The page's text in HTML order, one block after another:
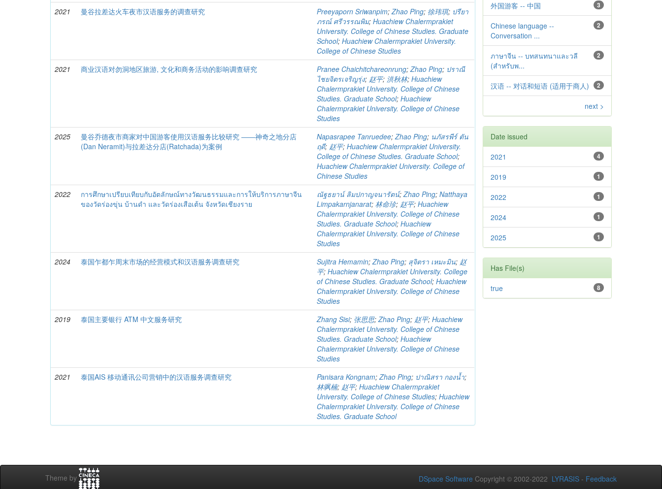
2021
曼谷拉差达火车夜市汉语服务的调查研究 Preeyaporn Sriwanpim;Zhao Ping; 徐玮琪; ปรียา
ภรณ์ ศรีวรรณพิม;Huachiew Chalermprakiet
University. College of Chinese Studies. Graduate
School;Huachiew Chalermprakiet University.
College of Chinese Studies
2021
商业汉语对勿洞地区旅游, 文化和商务活动的影响调查研究 Pranee Chaichitchareonrung;Zhao Ping; ปราณี
ไชยจิตรเจริญรุ่ง; 赵平; 洪秋林;Huachiew
Chalermprakiet University. College of Chinese
Studies. Graduate School;Huachiew
Chalermprakiet University. College of Chinese
Studies
2025
曼谷乔德夜市商家对中国游客使用汉语服务比较研究 ――神奇之地分店
(Dan Neramit)与拉差达分店(Ratchada)为案例
Napasrapee Tanruedee;Zhao Ping; นภัสรพีร์ ตัน
ฤดี; 赵平;Huachiew Chalermprakiet University.
College of Chinese Studies. Graduate School;
Huachiew Chalermprakiet University. College of
Chinese Studies
2022
การศึกษาเปรียบเทียบกับอัตลักษณ์ทางวัฒนธรรมและการให้บริการภาษาจีน
ของวัดร่องขุ่น บ้านดำ และวัดร่องเสือเต้น จังหวัดเชียงราย
ณัฐธยาน์ ลิมปกาญจนารัตน์;Zhao Ping;Natthaya
Limpakarnjanarat;林命珍; 赵平;Huachiew
Chalermprakiet University. College of Chinese
Studies. Graduate School;Huachiew
Chalermprakiet University. College of Chinese
Studies
2024
泰国乍都乍周末市场的经营模式和汉语服务调查研究 Sujitra Hemamin;Zhao Ping; สุจิตรา เหมะมิน; 赵
平;Huachiew Chalermprakiet University. College
of Chinese Studies. Graduate School;Huachiew
Chalermprakiet University. College of Chinese
Studies
2019
泰国主要银行 ATM 中文服务研究 Zhang Sisi; 张思思;Zhao Ping; 赵平;Huachiew
Chalermprakiet University. College of Chinese
Studies. Graduate School;Huachiew
Chalermprakiet University. College of Chinese
Studies
2021
泰国AIS 移动通讯公司营销中的汉语服务调查研究 Panisara Kongnam;Zhao Ping; ปาณิสรา กองน้ำ;
林飒楠; 赵平;Huachiew Chalermprakiet
University. College of Chinese Studies;Huachiew
Chalermprakiet University. College of Chinese
Studies. Graduate School
3
外国游客 -- 中国
2
Chinese language --
Conversation ...
2
ภาษาจีน -- บทสนทนาและวลี
(สำหรับพ...
2
汉语 -- 对话和短语 (适用于商人)
next >
Date issued
4
2021
1
2019
1
2022
1
2024
1
2025
Has File(s)
8
true
Theme by DSpace Software Copyright © 2002-2022 LYRASIS - Feedback